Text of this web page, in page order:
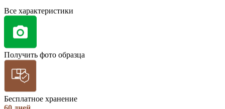
Все характеристики
Получить фото образца
Бесплатное хранение